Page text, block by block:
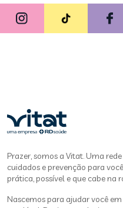
Prazer, somos a Vitat. Uma
cuidados e prevenção para
prática, possível e que cabe na
Nascemos para ajudar você